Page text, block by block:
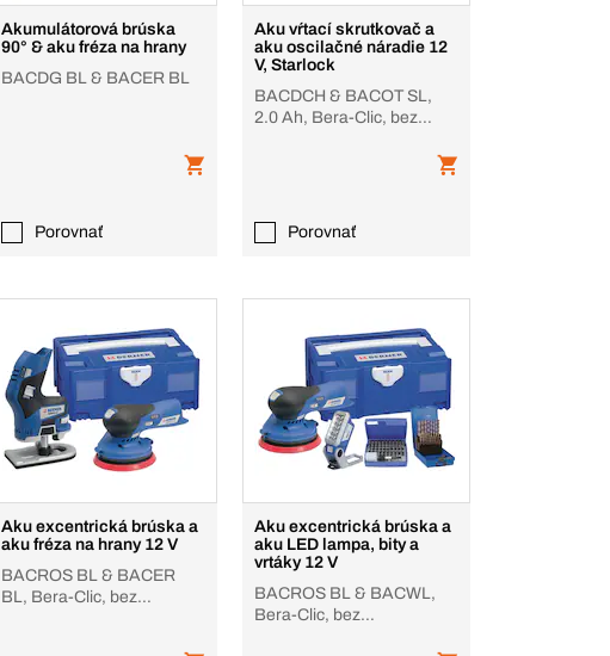
Akumulátorová brúska
90° & aku fréza na hrany
BACDG BL & BACER BL
Porovnať
Aku vŕtací skrutkovač a
aku oscilačné náradie 12
V, Starlock
BACDCH & BACOT SL,
2.0 Ah, Bera-Clic, bez
Porovnať
Aku excentrická brúska a
aku fréza na hrany 12 V
BACROS BL & BACER
BL, Bera-Clic, bez
Aku excentrická brúska a
aku LED lampa, bity a
vrtáky 12 V
BACROS BL & BACWL,
Bera-Clic, bez